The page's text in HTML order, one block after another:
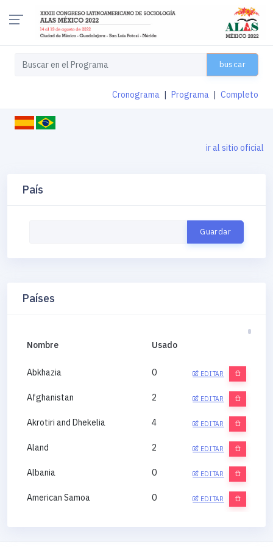
buscar
Cronograma Programa Completo
ir al sitio oficial
País
Países
Nombre Usado
Abkhazia 0 EDITAR
Afghanistan 2 EDITAR
Akrotiri and Dhekelia 4 EDITAR
Aland 2 EDITAR
Albania 0 EDITAR
American Samoa 0 EDITAR